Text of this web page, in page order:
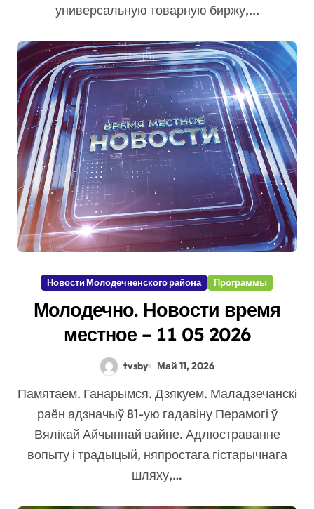
универсальную товарную биржу,...
Новости Молодечненского района Программы
Молодечно. Новости время
местное – 11 05 2026
tvsby Май 11, 2026
Памятаем. Ганарымся. Дзякуем. Маладзечанскi
раён адзначыў 81-ую гадавіну Перамогі ў
Вялікай Айчыннай вайне. Адлюстраванне
вопыту і традыцый, няпростага гістарычнага
шляху,…